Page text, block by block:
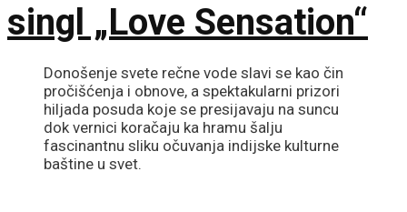
singl „Love Sensation“
Donošenje svete rečne vode slavi se kao čin
pročišćenja i obnove, a spektakularni prizori
hiljada posuda koje se presijavaju na suncu
dok vernici koračaju ka hramu šalju
fascinantnu sliku očuvanja indijske kulturne
baštine u svet.